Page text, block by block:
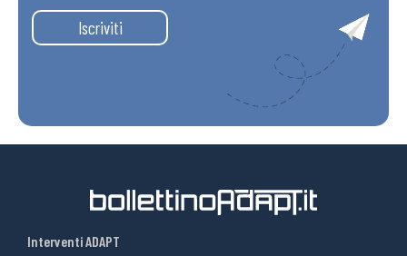
Iscriviti
Interventi ADAPT